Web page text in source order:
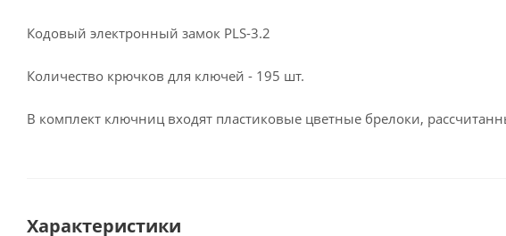
Кодовый электронный замок PLS-3.2
Количество крючков для ключей - 195 шт.
В комплект ключниц входят пластиковые цветные брелоки,
Характеристики